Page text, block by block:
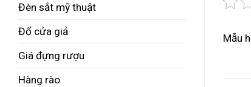
Đèn sắt mỹ thuật
Đổ cửa giả
Giá đựng rượu
Hàng rào
Mẫu